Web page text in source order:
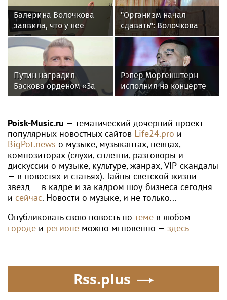
Балерина Волочкова
заявила, что у нее
появилась гематома
после выхода на сцену
"Организм начал
сдавать": Волочкова
раскрыла причину
отсутствия фотографий
со шпагатами
Путин наградил
Баскова орденом «За
заслуги перед
Рэпер Моргенштерн
исполнил на концерте
песню Мии Бойки
Poisk-Music.ru — тематический дочерний проект
популярных новостных сайтов Life24.pro и
BigPot.news о музыке, музыкантах, певцах,
композиторах (слухи, сплетни, разговоры и
дискуссии о музыке, культуре, жанрах, VIP-скандалы
— в новостях и статьях). Тайны светской жизни
звёзд — в кадре и за кадром шоу-бизнеса сегодня
и сейчас. Новости о музыке, и не только...
Опубликовать свою новость по теме в любом
городе и регионе можно мгновенно — здесь
Rss.plus